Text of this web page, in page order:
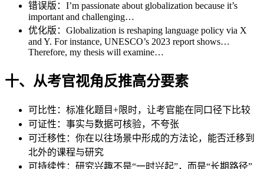
错误版：I’m passionate about globalization because it’s
important and challenging…
优化版：Globalization is reshaping language policy via X
and Y. For instance, UNESCO’s 2023 report shows…
Therefore, my thesis will examine…
十、从考官视角反推高分要素
可比性：标准化题目+限时，让考官能在同口径下比较
可证性：事实与数据可核验，不夸张
可迁移性：你在以往场景中形成的方法论，能否迁移到
北外的课程与研究
可持续性：研究兴趣不是“一时兴起”，而是“长期路径”